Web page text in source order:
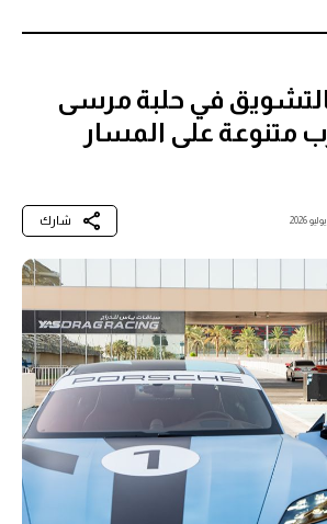
في حلبة مرسى
متنوعة على المسار
شارك